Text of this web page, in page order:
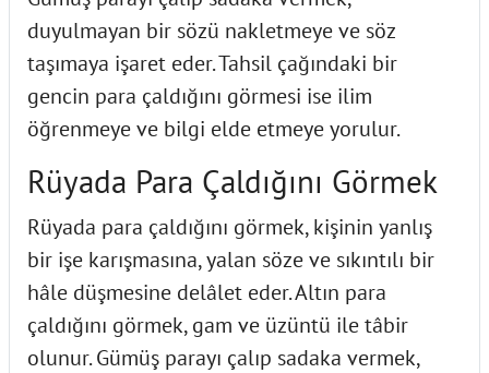
duyulmayan bir sözü nakletmeye ve söz
taşımaya işaret eder. Tahsil çağındaki bir
gencin para çaldığını görmesi ise ilim
öğrenmeye ve bilgi elde etmeye yorulur.
Rüyada Para Çaldığını Görmek
Rüyada para çaldığını görmek, kişinin yanlış
bir işe karışmasına, yalan söze ve sıkıntılı bir
hâle düşmesine delâlet eder. Altın para
çaldığını görmek, gam ve üzüntü ile tâbir
olunur. Gümüş parayı çalıp sadaka vermek,